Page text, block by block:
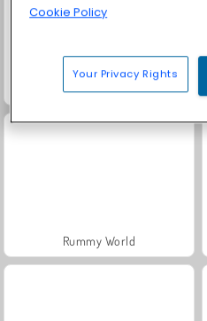
Trollface Quest: USA 2
Rummy World
Cookie Policy
Your Privacy Rights